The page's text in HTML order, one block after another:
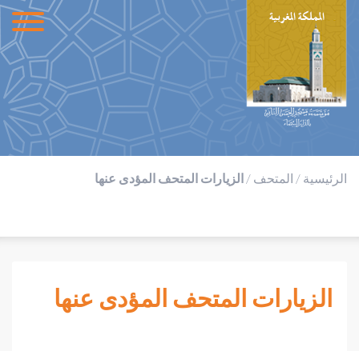
الرئيسية / المتحف / الزيارات المتحف المؤدى عنها
الزيارات المتحف المؤدى عنها